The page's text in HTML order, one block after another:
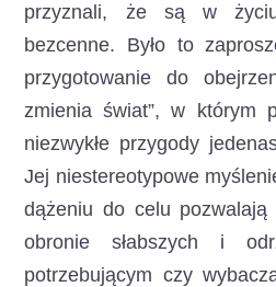
przyznali, że są w
bezcenne. Było to
przygotowanie do
zmienia świat”, w którym
niezwykłe przygody
Jej niestereotypowe
dążeniu do celu
obronie słabszych i
potrzebującym czy